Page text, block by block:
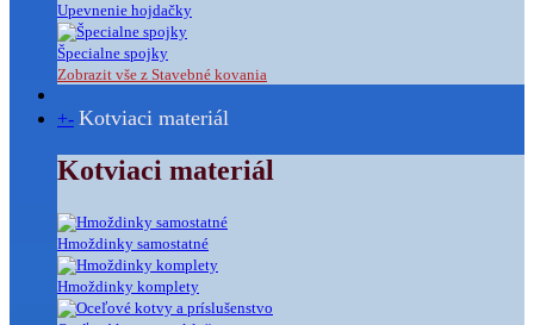
Upevnenie hojdačky
Špecialne spojky
Zobrazit vše z Stavebné kovania
+- Kotviaci materiál
Kotviaci materiál
Hmoždinky samostatné
Hmoždinky komplety